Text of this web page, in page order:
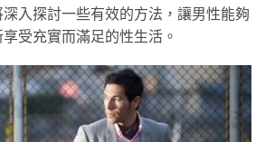
入探討一些有效的方法，讓男性能夠
受充實而滿足的性生活。